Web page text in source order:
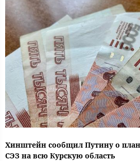
Хинштейн сообщил Путину о
СЭЗ на всю Курскую область